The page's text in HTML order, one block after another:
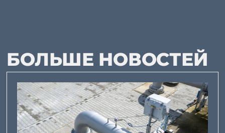
БОЛЬШЕ НОВОСТЕЙ